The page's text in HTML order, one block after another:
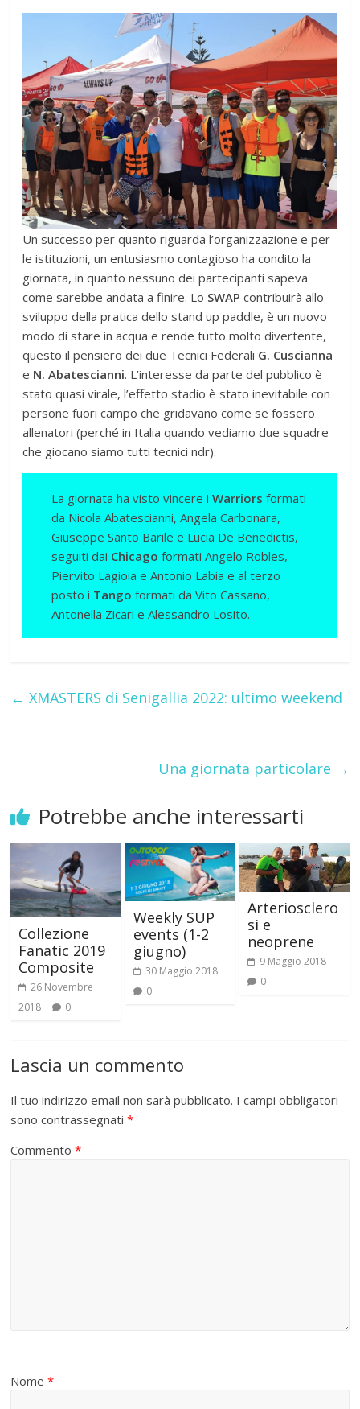
Un successo per quanto riguarda l’organizzazione e per
le istituzioni, un entusiasmo contagioso ha condito la
giornata, in quanto nessuno dei partecipanti sapeva
come sarebbe andata a finire. Lo SWAP contribuirà allo
sviluppo della pratica dello stand up paddle, è un nuovo
modo di stare in acqua e rende tutto molto divertente,
questo il pensiero dei due Tecnici Federali G. Cuscianna
e N. Abatescianni. L’interesse da parte del pubblico è
stato quasi virale, l’effetto stadio è stato inevitabile con
persone fuori campo che gridavano come se fossero
allenatori (perché in Italia quando vediamo due squadre
che giocano siamo tutti tecnici ndr).
La giornata ha visto vincere iWarriors formati
da Nicola Abatescianni, Angela Carbonara,
Giuseppe Santo Barile e Lucia De Benedictis,
seguiti dai Chicago formati Angelo Robles,
Piervito Lagioia e Antonio Labia e al terzo
posto i Tango formati da Vito Cassano,
Antonella Zicari e Alessandro Losito.
← XMASTERS di Senigallia 2022: ultimo weekend
Una giornata particolare →
Potrebbe anche interessarti
Collezione
Fanatic 2019
Composite
26 Novembre
2018
0
Weekly SUP
events (1-2
giugno)
30 Maggio 2018
0
Arteriosclero
si e
neoprene
9 Maggio 2018
0
Lascia un commento
Il tuo indirizzo email non sarà pubblicato. I campi obbligatori
sono contrassegnati*
Commento*
Nome*